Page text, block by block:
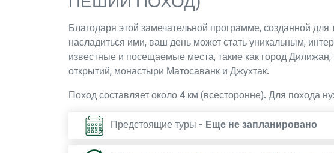
Благодаря этой замечательной программе, созданной
насладиться ими, ваш день может стать уникальным,
известные и посещаемые места, такие как город
открытий, монастыри Матосаванк и Джухтак.
Поход составляет около 4 км (всесторонне). Для похода
Предстоящие туры - Еще не запланировано